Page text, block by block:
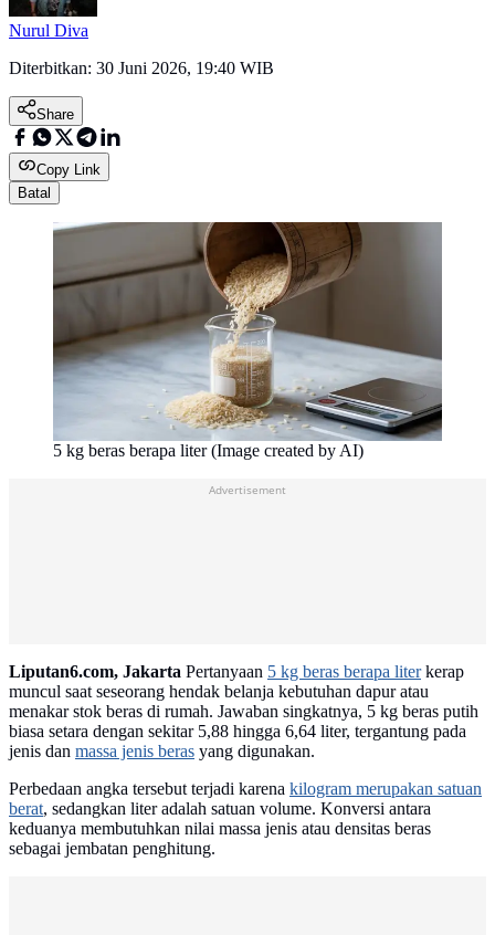
Nurul Diva
Diterbitkan: 30 Juni 2026, 19:40 WIB
Share
Copy Link
Batal
5 kg beras berapa liter (Image created by AI)
Liputan6.com, Jakarta Pertanyaan 5 kg beras berapa literkerap
muncul saat seseorang hendak belanja kebutuhan dapur atau
menakar stok beras di rumah. Jawaban singkatnya, 5 kg beras putih
biasa setara dengan sekitar 5,88 hingga 6,64 liter, tergantung pada
jenis dan massa jenis beras yang digunakan.
Perbedaan angka tersebut terjadi karena kilogram merupakan satuan
berat, sedangkan liter adalah satuan volume. Konversi antara
keduanya membutuhkan nilai massa jenis atau densitas beras
sebagai jembatan penghitung.